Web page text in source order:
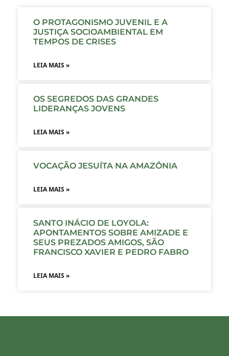
O PROTAGONISMO JUVENIL E A
JUSTIÇA SOCIOAMBIENTAL EM
TEMPOS DE CRISES
LEIA MAIS »
OS SEGREDOS DAS GRANDES
LIDERANÇAS JOVENS
LEIA MAIS »
VOCAÇÃO JESUÍTA NA AMAZÔNIA
LEIA MAIS »
SANTO INÁCIO DE LOYOLA:
APONTAMENTOS SOBRE AMIZADE E
SEUS PREZADOS AMIGOS, SÃO
FRANCISCO XAVIER E PEDRO FABRO
LEIA MAIS »